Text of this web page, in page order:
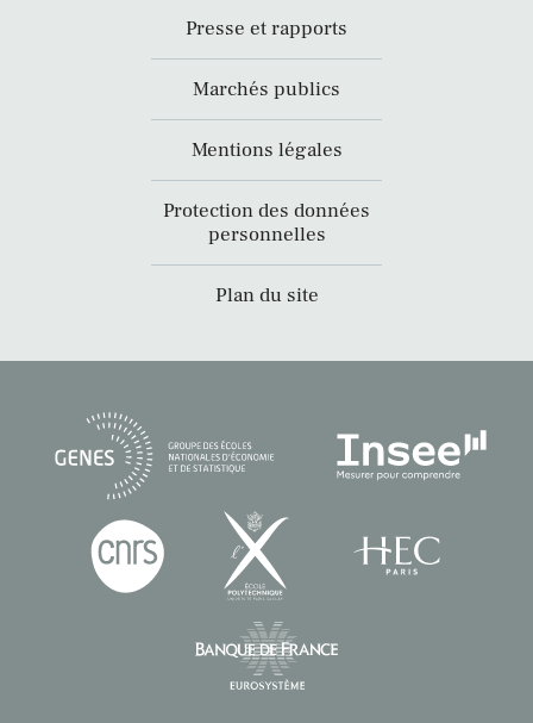
Presse et rapports
Marchés publics
Mentions légales
Protection des données
personnelles
Plan du site